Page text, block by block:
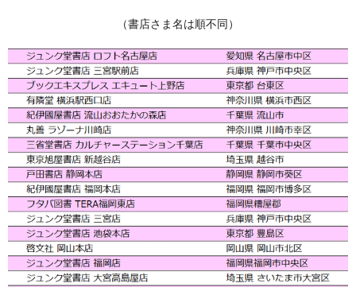
（書店さま名は順不同）